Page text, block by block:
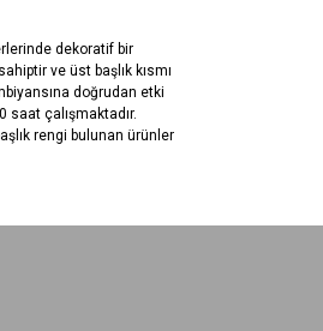
dekoratif bir
ve üst başlık kısmı
doğrudan etki
çalışmaktadır.
rengi bulunan ürünler